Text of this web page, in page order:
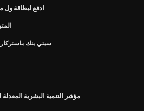
ادفع لبطاقة ول
سيتي بنك
مؤشر التنمية البشرية المعدلة